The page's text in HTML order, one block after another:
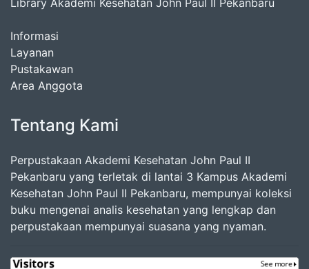
Library Akademi Kesehatan John Paul II Pekanbaru
Informasi
Layanan
Pustakawan
Area Anggota
Tentang Kami
Perpustakaan Akademi Kesehatan John Paul II
Pekanbaru yang terletak di lantai 3 Kampus Akademi
Kesehatan John Paul II Pekanbaru, mempunyai koleksi
buku mengenai analis kesehatan yang lengkap dan
perpustakaan mempunyai suasana yang nyaman.